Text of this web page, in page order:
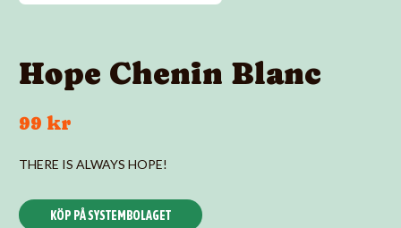
Hope Chenin Blanc
99 kr
THERE IS ALWAYS HOPE!
KÖP PÅ SYSTEMBOLAGET